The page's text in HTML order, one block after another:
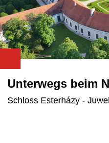
Unterwegs beim
Schloss Esterházy -